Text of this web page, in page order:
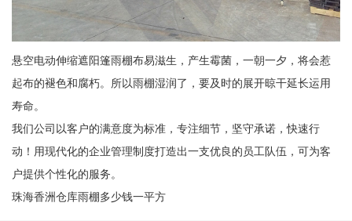
悬空电动伸缩遮阳篷雨棚布易滋生，产生霉菌，一朝一夕，将会惹
起布的褪色和腐朽。所以雨棚湿润了，要及时的展开晾干延长运用
寿命。
我们公司以客户的满意度为标准，专注细节，坚守承诺，快速行
动！用现代化的企业管理制度打造出一支优良的员工队伍，可为客
户提供个性化的服务。
珠海香洲仓库雨棚多少钱一平方